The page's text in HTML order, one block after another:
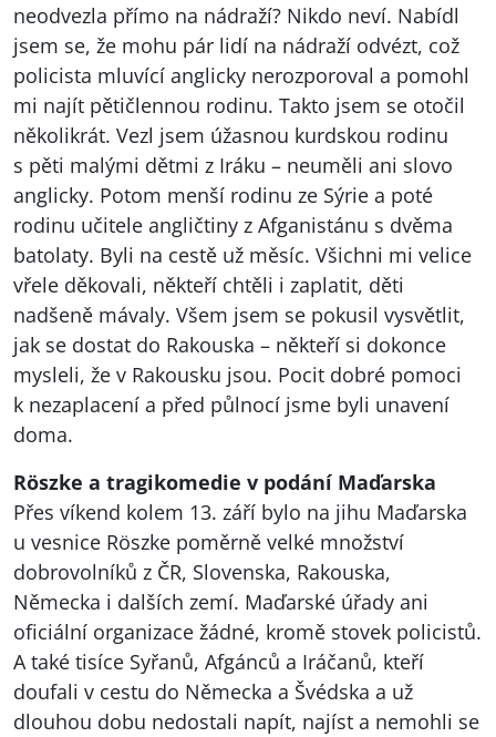
neodvezla přímo na nádraží? Nikdo neví. Nabídl
jsem se, že mohu pár lidí na nádraží odvézt, což
policista mluvící anglicky nerozporoval a pomohl
mi najít pětičlennou rodinu. Takto jsem se otočil
několikrát. Vezl jsem úžasnou kurdskou rodinu
s pěti malými dětmi z Iráku – neuměli ani slovo
anglicky. Potom menší rodinu ze Sýrie a poté
rodinu učitele angličtiny z Afganistánu s dvěma
batolaty. Byli na cestě už měsíc. Všichni mi velice
vřele děkovali, někteří chtěli i zaplatit, děti
nadšeně mávaly. Všem jsem se pokusil vysvětlit,
jak se dostat do Rakouska – někteří si dokonce
mysleli, že v Rakousku jsou. Pocit dobré pomoci
k nezaplacení a před půlnocí jsme byli unavení
doma.
Röszke a tragikomedie v podání Maďarska
Přes víkend kolem 13. září bylo na jihu Maďarska
u vesnice Röszke poměrně velké množství
dobrovolníků z ČR, Slovenska, Rakouska,
Německa i dalších zemí. Maďarské úřady ani
oficiální organizace žádné, kromě stovek policistů.
A také tisíce Syřanů, Afgánců a Iráčanů, kteří
doufali v cestu do Německa a Švédska a už
dlouhou dobu nedostali napít, najíst a nemohli se